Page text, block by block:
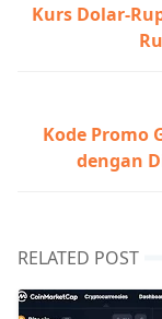
Kurs Dolar-
Kode Promo
dengan
RELATED POST